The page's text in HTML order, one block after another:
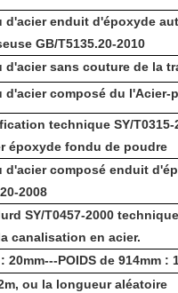
d'acier enduit d'époxyde
GB/T5135.20-2010
d'acier sans couture de la
d'acier composé du l'Acier-
technique SY/
époxyde fondu de poudre
d'acier composé enduit
2008
SY/T0457-2000
canalisation en acier.
20mm---POIDS de 914mm :
ou la longueur aléatoire